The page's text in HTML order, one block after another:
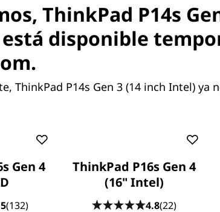
(14”, Intel) perfecta
donde vayas, da a los
la capacidad
Tiene certificaciones de
®independiente o
aplicaciones, como
ThinkPad P14s
disponible
ThinkPad P14s Gen 3 (14 inch Intel) ya
Gen 4
(132)
ThinkPad P16s Gen 4
(16" Intel)
4.8(22)